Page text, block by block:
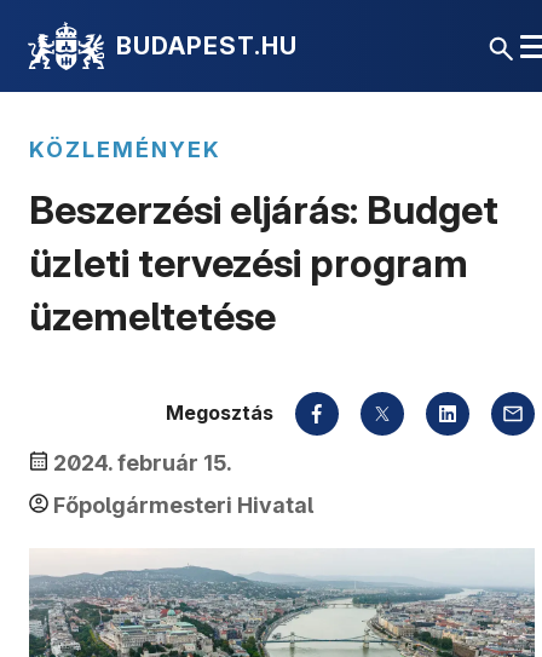
BUDAPEST.HU
KÖZLEMÉNYEK
Beszerzési eljárás: Budget
üzleti tervezési program
üzemeltetése
2024. február 15.
Főpolgármesteri Hivatal
Megosztás